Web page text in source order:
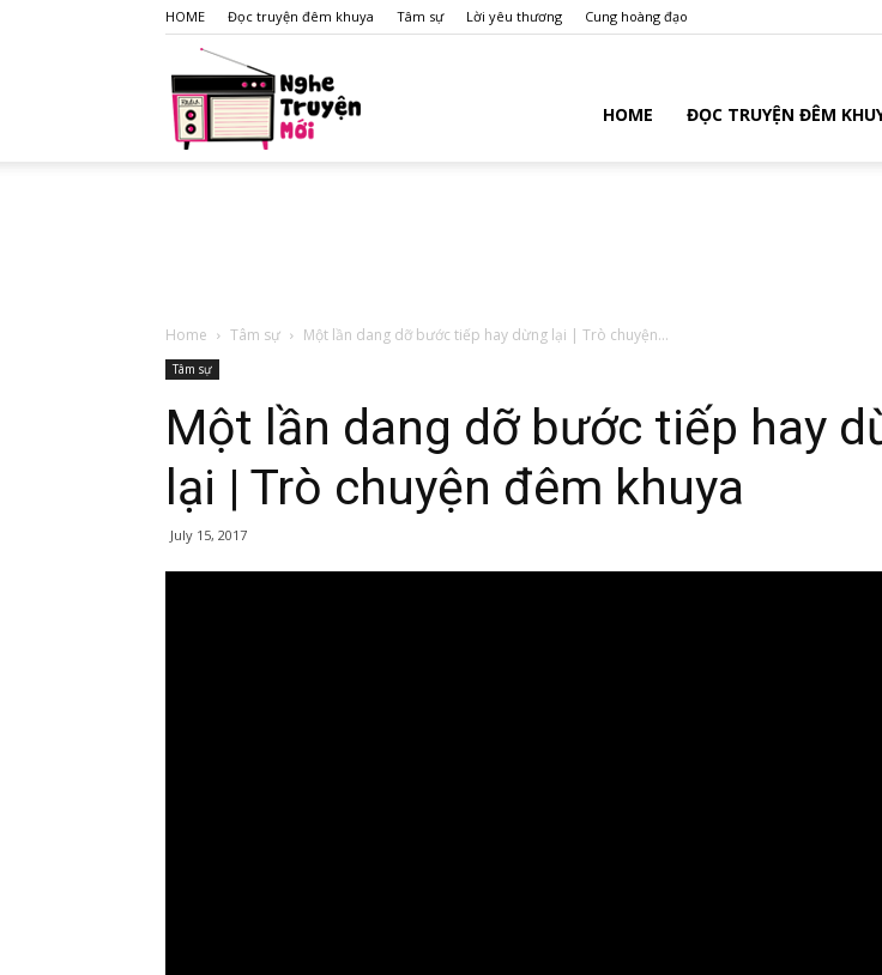
HOME Đọc truyện đêm khuya Tâm sự Lời yêu thương Cung hoàng đạo
HOME ĐỌC TRUYỆN ĐÊM
Home Tâm sự Một lần dang dỡ bước tiếp hay dừng lại | Trò chuyện...
Tâm sự
Một lần dang dỡ bước tiếp hay
lại | Trò chuyện đêm khuya
July 15, 2017